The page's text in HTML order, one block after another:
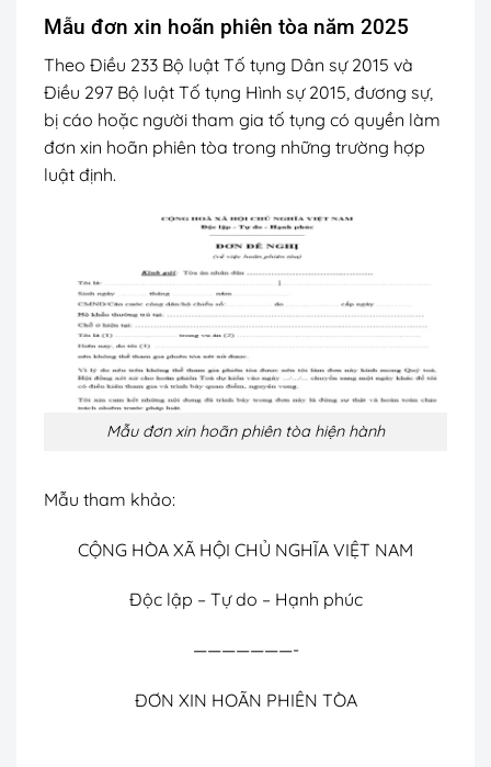
Mẫu đơn xin hoãn phiên tòa năm 2025
Theo Điều 233 Bộ luật Tố tụng Dân sự 2015 và
Điều 297 Bộ luật Tố tụng Hình sự 2015, đương sự,
bị cáo hoặc người tham gia tố tụng có quyền làm
đơn xin hoãn phiên tòa trong những trường hợp
luật định.
Mẫu đơn xin hoãn phiên tòa hiện hành
Mẫu tham khảo:
CỘNG HÒA XÃ HỘI CHỦ NGHĨA VIỆT NAM
Độc lập – Tự do – Hạnh phúc
———————-
ĐƠN XIN HOÃN PHIÊN TÒA